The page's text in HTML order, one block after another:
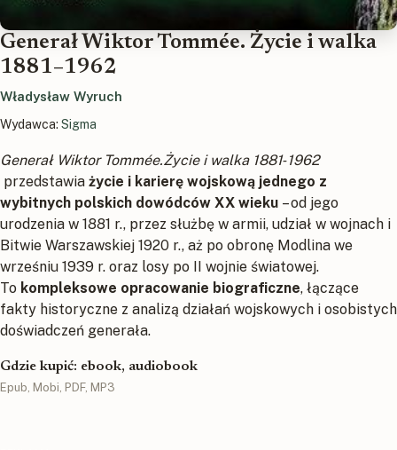
Generał Wiktor Tommée. Życie i walka
1881–1962
Władysław Wyruch
Wydawca: Sigma
Generał Wiktor Tommée.Życie i walka 1881‑1962
przedstawia życie i karierę wojskową jednego z
wybitnych polskich dowódców XX wieku – od jego
urodzenia w 1881 r., przez służbę w armii, udział w wojnach i
Bitwie Warszawskiej 1920 r., aż po obronę Modlina we
wrześniu 1939 r. oraz losy po II wojnie światowej.
To kompleksowe opracowanie biograficzne, łączące
fakty historyczne z analizą działań wojskowych i osobistych
doświadczeń generała.
Gdzie kupić: ebook, audiobook
Epub, Mobi, PDF, MP3